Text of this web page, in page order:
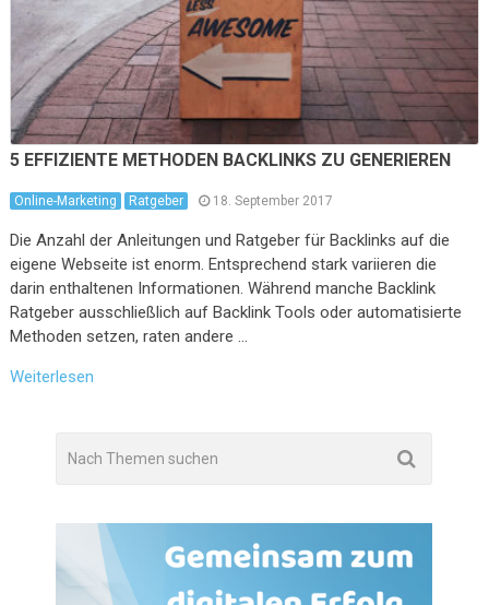
5 EFFIZIENTE METHODEN BACKLINKS ZU GENERIEREN
Online-Marketing Ratgeber 18. September 2017
Die Anzahl der Anleitungen und Ratgeber für Backlinks auf die
eigene Webseite ist enorm. Entsprechend stark variieren die
darin enthaltenen Informationen. Während manche Backlink
Ratgeber ausschließlich auf Backlink Tools oder automatisierte
Methoden setzen, raten andere …
Weiterlesen